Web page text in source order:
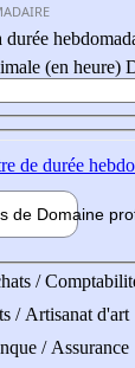
durée
(en heure)
de durée
de Domaine pro
/
/ Artisanat d'art
/ Assurance